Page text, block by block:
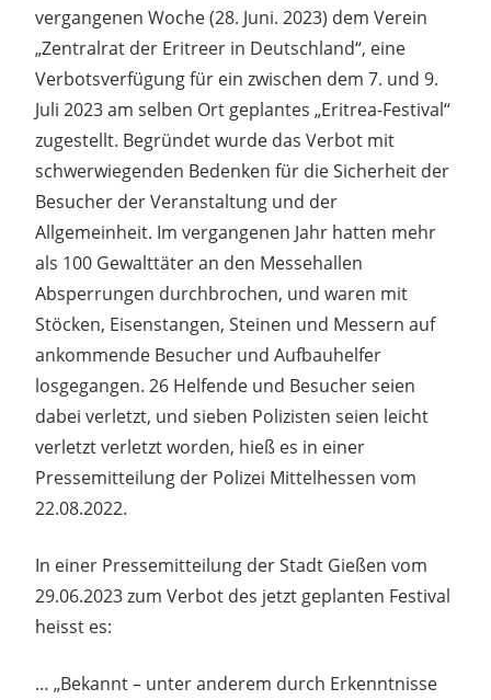
vergangenen Woche (28. Juni. 2023) dem Verein
„Zentralrat der Eritreer in Deutschland“, eine
Verbotsverfügung für ein zwischen dem 7. und 9.
Juli 2023 am selben Ort geplantes „Eritrea-Festival“
zugestellt. Begründet wurde das Verbot mit
schwerwiegenden Bedenken für die Sicherheit der
Besucher der Veranstaltung und der
Allgemeinheit. Im vergangenen Jahr hatten mehr
als 100 Gewalttäter an den Messehallen
Absperrungen durchbrochen, und waren mit
Stöcken, Eisenstangen, Steinen und Messern auf
ankommende Besucher und Aufbauhelfer
losgegangen. 26 Helfende und Besucher seien
dabei verletzt, und sieben Polizisten seien leicht
verletzt verletzt worden, hieß es in einer
Pressemitteilung der Polizei Mittelhessen vom
22.08.2022.
In einer Pressemitteilung der Stadt Gießen vom
29.06.2023 zum Verbot des jetzt geplanten Festival
heisst es:
… „Bekannt – unter anderem durch Erkenntnisse